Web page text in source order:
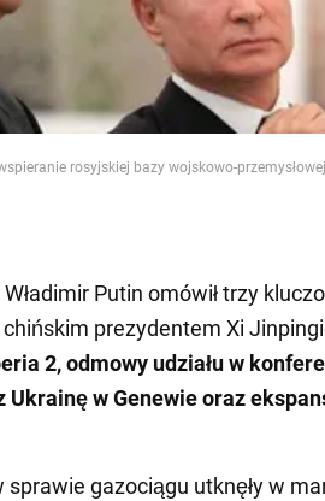
rosyjskiej bazy wojskowo-
Putin omówił trzy
prezydentem Xi
2, odmowy udziału w
Ukrainę w Genewie oraz
gazociągu utknęły w